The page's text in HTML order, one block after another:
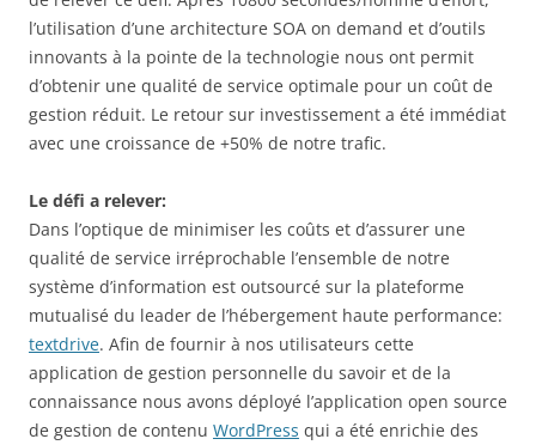
l’utilisation d’une architecture SOA on demand et d’outils
innovants à la pointe de la technologie nous ont permit
d’obtenir une qualité de service optimale pour un coût de
gestion réduit. Le retour sur investissement a été immédiat
avec une croissance de +50% de notre trafic.
Le défi a relever:
Dans l’optique de minimiser les coûts et d’assurer une
qualité de service irréprochable l’ensemble de notre
système d’information est outsourcé sur la plateforme
mutualisé du leader de l’hébergement haute performance:
textdrive. Afin de fournir à nos utilisateurs cette
application de gestion personnelle du savoir et de la
connaissance nous avons déployé l’application open source
de gestion de contenu WordPress qui a été enrichie des